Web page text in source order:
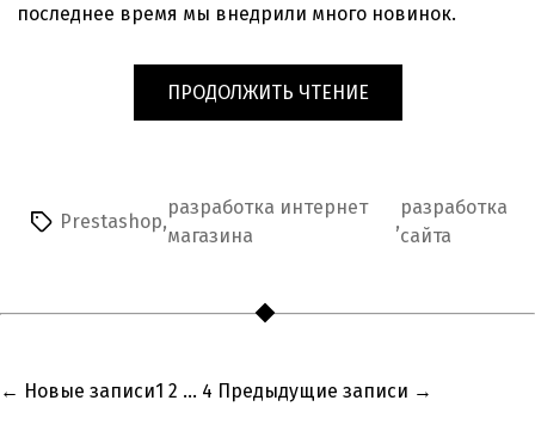
последнее время мы внедрили много новинок.
ПРОДОЛЖИТЬ ЧТЕНИЕ«ДОРАБОТКА
ФУНКЦИОНАЛА
Метки
Prestashop,
разработка интернет
магазина
,
разработка
сайта
Навигация
← Новые записи1 2 … 4 Предыдущие записи →